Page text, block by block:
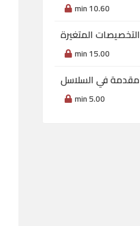
10.60 min
التخصيصات المتغيرة
15.00 min
مقدمة في السلاسل
5.00 min